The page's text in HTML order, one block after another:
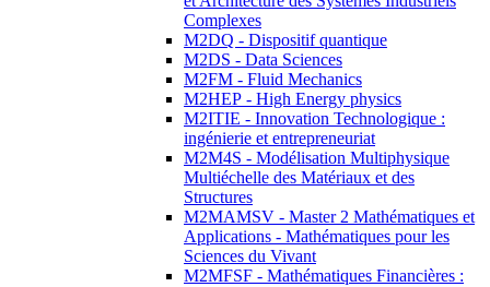
Complexes
M2DQ - Dispositif quantique
M2DS - Data Sciences
M2FM - Fluid Mechanics
M2HEP - High Energy physics
M2ITIE - Innovation Technologique :
ingénierie et entrepreneuriat
M2M4S - Modélisation Multiphysique
Multiéchelle des Matériaux et des
Structures
M2MAMSV - Master 2 Mathématiques et
Applications - Mathématiques pour les
Sciences du Vivant
M2MFSF - Mathématiques Financières :